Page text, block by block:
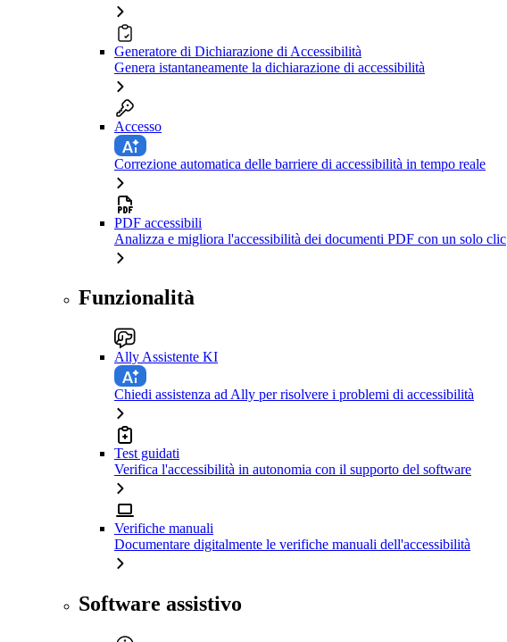
Generatore di Dichiarazione di Accessibilità
Genera istantaneamente la dichiarazione di accessibilità
Accesso
Correzione automatica delle barriere di accessibilità in tempo reale
PDF accessibili
Analizza e migliora l'accessibilità dei documenti PDF con un solo clic
Funzionalità
Ally Assistente KI
Chiedi assistenza ad Ally per risolvere i problemi di accessibilità
Test guidati
Verifica l'accessibilità in autonomia con il supporto del software
Verifiche manuali
Documentare digitalmente le verifiche manuali dell'accessibilità
Software assistivo